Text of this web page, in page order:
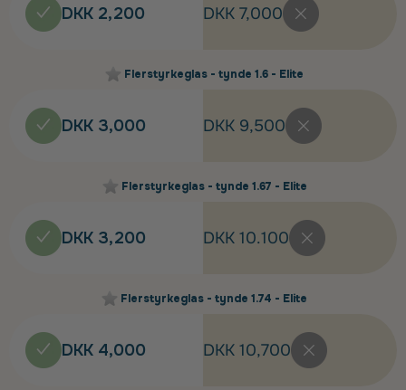
DKK 2,200 DKK 7,000
Flerstyrkeglas - tynde 1.6 - Elite
DKK 3,000 DKK 9,500
Flerstyrkeglas - tynde 1.67 - Elite
DKK 3,200 DKK 10.100
Flerstyrkeglas - tynde 1.74 - Elite
DKK 4,000 DKK 10,700